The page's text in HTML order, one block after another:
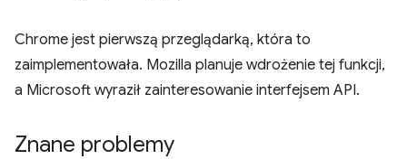
Chrome jest pierwszą przeglądarką, która to
zaimplementowała. Mozilla planuje wdrożenie tej funkcji,
a Microsoft wyraził zainteresowanie interfejsem API.
Znane problemy